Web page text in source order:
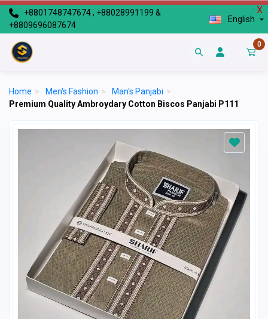
X
+8801748747674 , +88028991199 &
+8809696087674
English
0
Home > Men's Fashion > Man's Panjabi >
Premium Quality Ambroydary Cotton Biscos Panjabi P111